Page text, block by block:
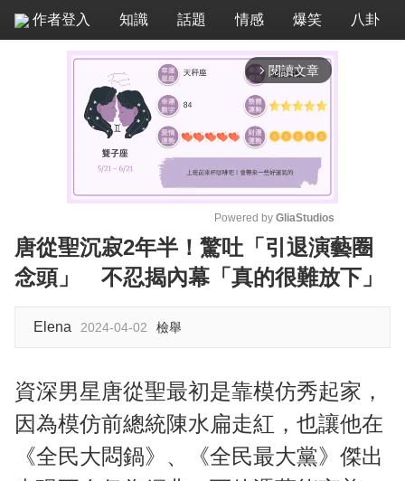
作者登入 知識 話題 情感 爆笑 八卦
arrow_forward_ios 閱讀文章
u
Powered by GliaStudios
唐從聖沉寂2年半！驚吐「引退演藝圈
念頭」 不忍揭內幕「真的很難放下」
Elena 2024-04-02 檢舉
資深男星唐從聖最初是靠模仿秀起家，
因為模仿前總統陳水扁走紅，也讓他在
《全民大悶鍋》、《全民最大黨》傑出